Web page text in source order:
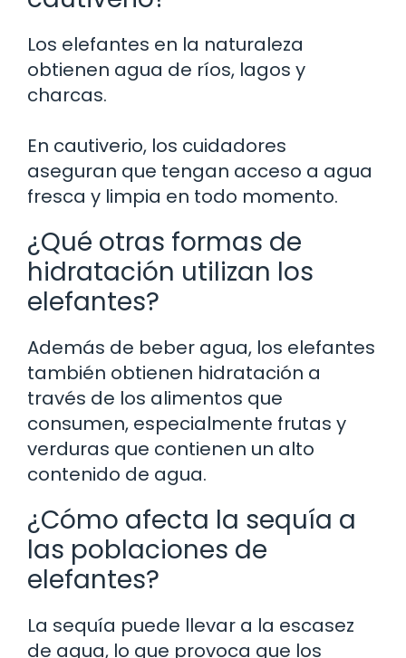
Los elefantes en la naturaleza
obtienen agua de ríos, lagos y
charcas.
En cautiverio, los cuidadores
aseguran que tengan acceso a agua
fresca y limpia en todo momento.
¿Qué otras formas de
hidratación utilizan los
elefantes?
Además de beber agua, los elefantes
también obtienen hidratación a
través de los alimentos que
consumen, especialmente frutas y
verduras que contienen un alto
contenido de agua.
¿Cómo afecta la sequía a
las poblaciones de
elefantes?
La sequía puede llevar a la escasez
de agua, lo que provoca que los